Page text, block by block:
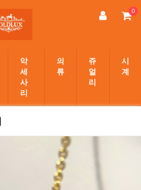
0
악
세
사
리
의
류
쥬
얼
리
시
계